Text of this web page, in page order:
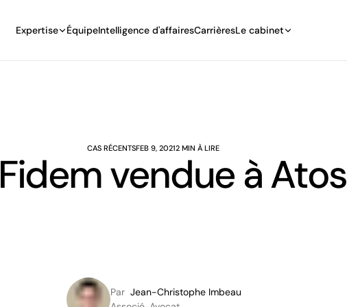
Expertise ÉquipeIntelligence d'affairesCarrièresLe cabinet
CAS RÉCENTSFEB 9, 20212 MIN À LIRE
vendue à Atos
Par Jean-Christophe Imbeau